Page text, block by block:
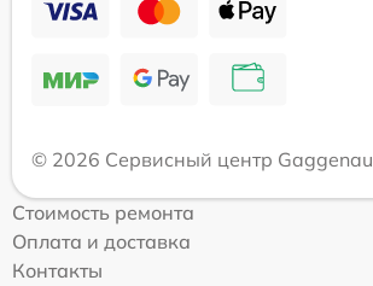
© 2026 Сервисный центр Gaggenau
Стоимость ремонта
Оплата и доставка
Контакты